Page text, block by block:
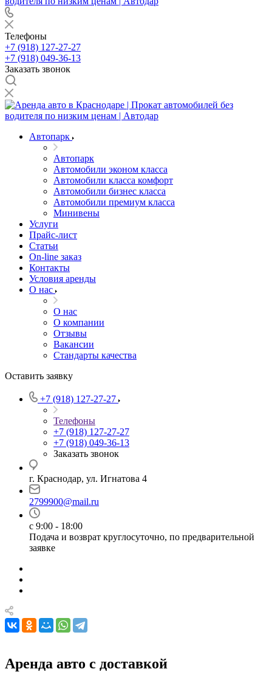
Телефоны
+7 (918) 127-27-27
+7 (918) 049-36-13
Заказать звонок
Автопарк
Автопарк
Автомобили эконом класса
Автомобили класса комфорт
Автомобили бизнес класса
Автомобили премиум класса
Минивены
Услуги
Прайс-лист
Статьи
On-line заказ
Контакты
Условия аренды
О нас
О нас
О компании
Отзывы
Вакансии
Стандарты качества
Оставить заявку
+7 (918) 127-27-27
Телефоны
+7 (918) 127-27-27
+7 (918) 049-36-13
Заказать звонок
г. Краснодар, ул. Игнатова 4
2799900@mail.ru
с 9:00 - 18:00
Подача и возврат круглосуточно, по предварительной
заявке
Аренда авто с доставкой